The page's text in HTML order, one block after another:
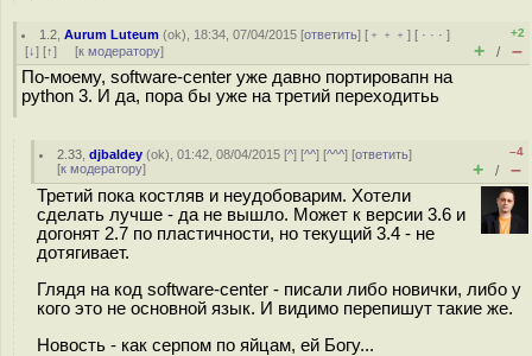
1.2 ,Aurum Luteum (ok), 18:34, 07/04/2015 [ответить] [ ﹢﹢﹢] [ · · ·]
[↓] [↑] [к модератору]
+2
+ / –
По-моему, software-center уже давно портировапн на
python 3. И да, пора бы уже на третий переходитьь
2.33 ,djbaldey (ok), 01:42, 08/04/2015 [^] [^^] [^^^] [ответить]
[к модератору]
–4
+ / –
Третий пока костляв и неудобоварим. Хотели
сделать лучше - да не вышло. Может к версии 3.6 и
догонят 2.7 по пластичности, но текущий 3.4 - не
дотягивает.
Глядя на код software-center - писали либо новички, либо у
кого это не основной язык. И видимо перепишут такие же.
Новость - как серпом по яйцам, ей Богу...